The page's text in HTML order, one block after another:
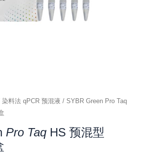
染料法 qPCR 预混液 / SYBR Green Pro Taq
Pro Taq HS 预混型